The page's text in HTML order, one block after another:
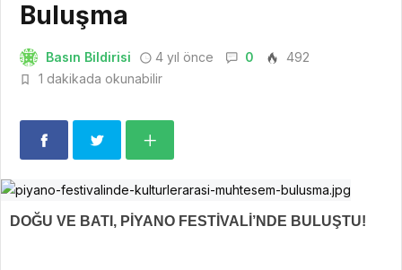
Buluşma
Basın Bildirisi 4 yıl önce 0
492
1 dakikada okunabilir
DOĞU VE BATI, PİYANO FESTİVALİ’NDE BULUŞTU!